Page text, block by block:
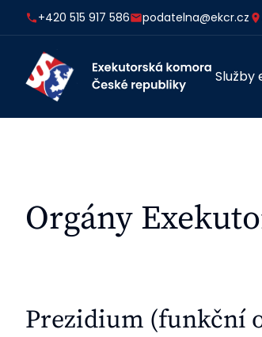
+420 515 917 586 podatelna@ekcr.cz
Služby
Orgány
Prezidium (funkční